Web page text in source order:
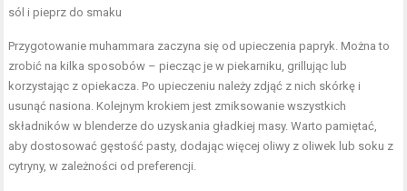
sól i pieprz do smaku
Przygotowanie muhammara zaczyna się od upieczenia papryk. Można to
zrobić na kilka sposobów – piecząc je w piekarniku, grillując lub
korzystając z opiekacza. Po upieczeniu należy zdjąć z nich skórkę i
usunąć nasiona. Kolejnym krokiem jest zmiksowanie wszystkich
składników w blenderze do uzyskania gładkiej masy. Warto pamiętać,
aby dostosować gęstość pasty, dodając więcej oliwy z oliwek lub soku z
cytryny, w zależności od preferencji.